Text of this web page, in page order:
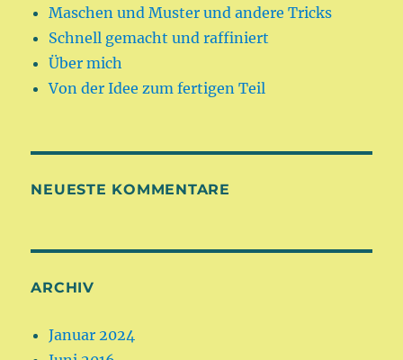
Maschen und Muster und andere Tricks
Schnell gemacht und raffiniert
Über mich
Von der Idee zum fertigen Teil
NEUESTE KOMMENTARE
ARCHIV
Januar 2024